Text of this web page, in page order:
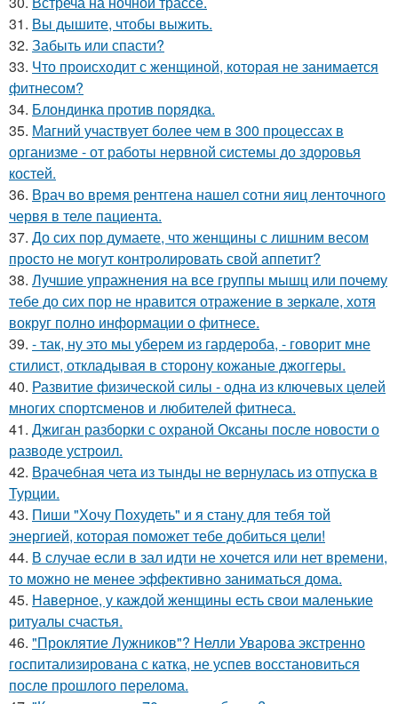
31. Вы дышите, чтобы выжить.
32. Забыть или спасти?
33. Что происходит с женщиной, которая не занимается
фитнесом?
34. Блондинка против порядка.
35. Магний участвует более чем в 300 процессах в
организме - от работы нервной системы до здоровья
костей.
36. Врач во время рентгена нашел сотни яиц ленточного
червя в теле пациента.
37. До сих пор думаете, что женщины с лишним весом
просто не могут контролировать свой аппетит?
38. Лучшие упражнения на все группы мышц или почему
тебе до сих пор не нравится отражение в зеркале, хотя
вокруг полно информации о фитнесе.
39. - так, ну это мы уберем из гардероба, - говорит мне
стилист, откладывая в сторону кожаные джоггеры.
40. Развитие физической силы - одна из ключевых целей
многих спортсменов и любителей фитнеса.
41. Джиган разборки с охраной Оксаны после новости о
разводе устроил.
42. Врачебная чета из тынды не вернулась из отпуска в
Турции.
43. Пиши "Хочу Похудеть" и я стану для тебя той
энергией, которая поможет тебе добиться цели!
44. В случае если в зал идти не хочется или нет времени,
то можно не менее эффективно заниматься дома.
45. Наверное, у каждой женщины есть свои маленькие
ритуалы счастья.
46. "Проклятие Лужников"? Нелли Уварова экстренно
госпитализирована с катка, не успев восстановиться
после прошлого перелома.